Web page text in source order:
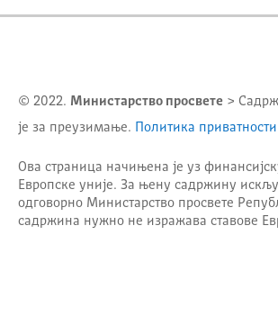
© 2022. Министарство просвете >
је за преузимање. Политика приватности
Ова страница начињена је уз
Европске уније. За њену садржину
одговорно Министарство просвете
садржина нужно не изражава ставове